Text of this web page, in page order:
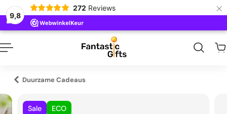
9,8
272 Reviews ×
inhoud
Duurzame Cadeaus
Sale ECO